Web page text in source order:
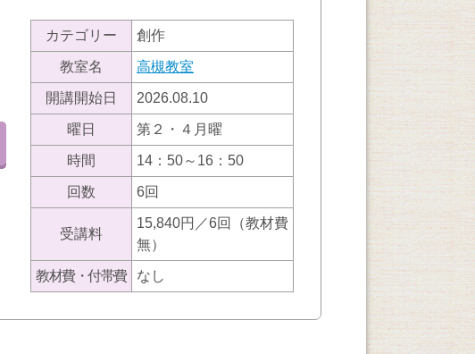
カテゴリー 創作
教室名 高槻教室
開講開始日 2026.08.10
曜日 第２・４月曜
時間 14：50～16：50
回数 6回
受講料
15,840円／6回（教材費
無）
教材費・付帯費 なし